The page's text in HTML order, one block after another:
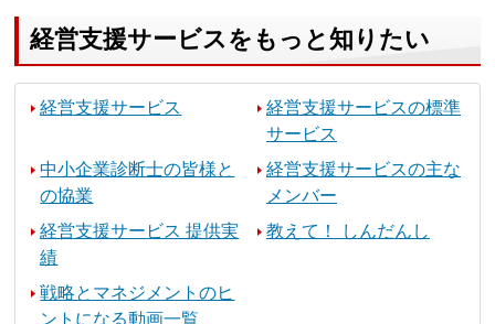
経営支援サービスをもっと知りたい
経営支援サービス
経営支援サービスの標準
サービス
中小企業診断士の皆様と
の協業
経営支援サービスの主な
メンバー
経営支援サービス 提供実
績
教えて！ しんだんし
戦略とマネジメントのヒ
ントになる動画一覧